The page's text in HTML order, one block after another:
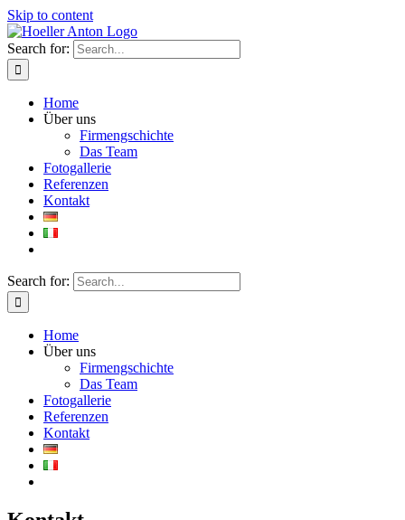
Skip to content
Search for:
Home
Über uns
Firmengschichte
Das Team
Fotogallerie
Referenzen
Kontakt
Search for:
Home
Über uns
Firmengschichte
Das Team
Fotogallerie
Referenzen
Kontakt